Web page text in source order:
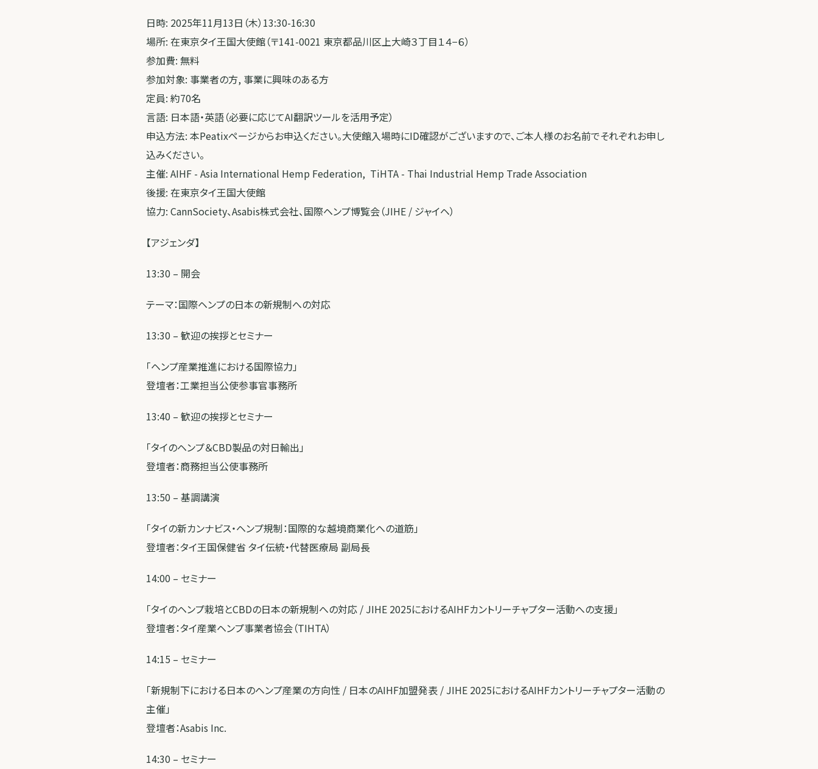
日時: 2025年11月13日（木）13:30-16:30
場所: 在東京タイ王国大使館（〒141-0021 東京都品川区上大崎３丁目１４−６）
参加費: 無料
参加対象: 事業者の方, 事業に興味のある方
定員: 約70名
言語: 日本語・英語（必要に応じてAI翻訳ツールを活用予定）
申込方法: 本Peatixページからお申込ください。大使館入場時にID確認がございますので、ご本人様のお名前でそれぞれお申し
込みください。
主催: AIHF - Asia International Hemp Federation, TiHTA - Thai Industrial Hemp Trade Association
後援: 在東京タイ王国大使館
協力: CannSociety、Asabis株式会社、国際ヘンプ博覧会（JIHE / ジャイヘ）
【アジェンダ】
13:30 – 開会
テーマ：国際ヘンプの日本の新規制への対応
13:30 – 歓迎の挨拶とセミナー
「ヘンプ産業推進における国際協力」
登壇者：工業担当公使参事官事務所
13:40 – 歓迎の挨拶とセミナー
「タイのヘンプ＆CBD製品の対日輸出」
登壇者：商務担当公使事務所
13:50 – 基調講演
「タイの新カンナビス・ヘンプ規制：国際的な越境商業化への道筋」
登壇者：タイ王国保健省 タイ伝統・代替医療局 副局長
14:00 – セミナー
「タイのヘンプ栽培とCBDの日本の新規制への対応 / JIHE 2025におけるAIHFカントリーチャプター活動への支援」
登壇者：タイ産業ヘンプ事業者協会（TIHTA）
14:15 – セミナー
「新規制下における日本のヘンプ産業の方向性 / 日本のAIHF加盟発表 / JIHE 2025におけるAIHFカントリーチャプター活動の
主催」
登壇者：Asabis Inc.
14:30 – セミナー